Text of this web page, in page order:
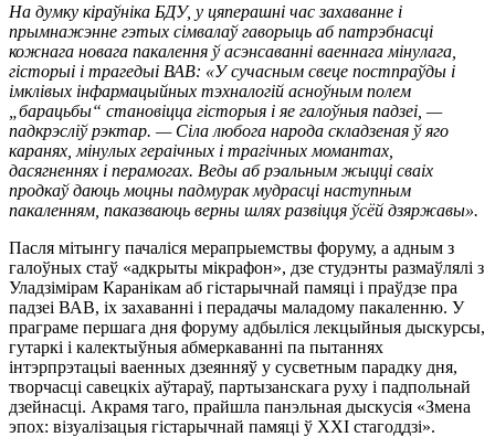
На думку кіраўніка БДУ, у цяперашні час захаванне і
прымнажэнне гэтых сімвалаў гаворыць аб патрэбнасці
кожнага новага пакалення ў асэнсаванні ваеннага мінулага,
гісторыі і трагедыі ВАВ: «У сучасным свеце постпраўды і
імклівых інфармацыйных тэхналогій асноўным полем
„барацьбы“ становіцца гісторыя і яе галоўныя падзеі, —
падкрэсліў рэктар. — Сіла любога народа складзеная ў яго
каранях, мінулых гераічных і трагічных момантах,
дасягненнях і перамогах. Веды аб рэальным жыцці сваіх
продкаў даюць моцны падмурак мудрасці наступным
пакаленням, паказваюць верны шлях развіцця ўсёй дзяржавы».
Пасля мітынгу пачаліся мерапрыемствы форуму, а адным з
галоўных стаў «адкрыты мікрафон», дзе студэнты размаўлялі з
Уладзімірам Каранікам аб гістарычнай памяці і праўдзе пра
падзеі ВАВ, іх захаванні і перадачы маладому пакаленню. У
праграме першага дня форуму адбыліся лекцыйныя дыскурсы,
гутаркі і калектыўныя абмеркаванні па пытаннях
інтэрпрэтацыі ваенных дзеянняў у сусветным парадку дня,
творчасці савецкіх аўтараў, партызанскага руху і падпольнай
дзейнасці. Акрамя таго, прайшла панэльная дыскусія «Змена
эпох: візуалізацыя гістарычнай памяці ў XXI стагоддзі».